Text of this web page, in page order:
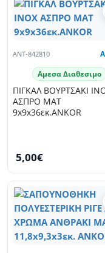
ANT-842810
Αμεσα Διαθεσιμο
ΠΙΓΚΑΛ ΒΟΥΡΤΣΑΚΙ
ΑΣΠΡΟ ΜΑΤ
9x9x36εκ.ANKOR
5,00€